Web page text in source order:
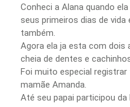
Conheci a Alana quando
seus primeiros dias de vida
também.
Agora ela ja esta com
cheia de dentes e
Foi muito especial
mamãe Amanda.
Até seu papai participou da